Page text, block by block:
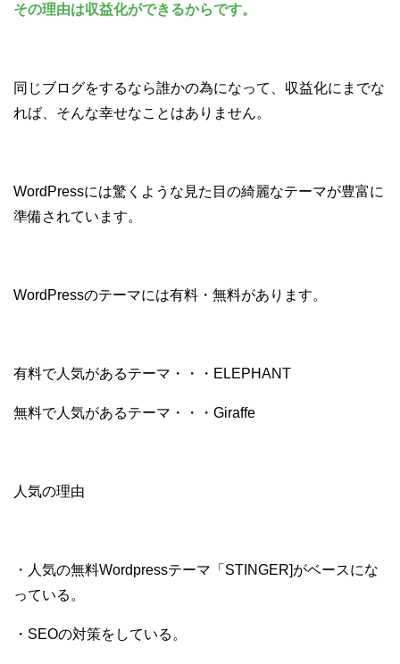
その理由は収益化ができるからです。
同じブログをするなら誰かの為になって、収益化にまでな
れば、そんな幸せなことはありません。
WordPressには驚くような見た目の綺麗なテーマが豊富に
準備されています。
WordPressのテーマには有料・無料があります。
有料で人気があるテーマ・・・ELEPHANT
無料で人気があるテーマ・・・Giraffe
人気の理由
・人気の無料Wordpressテーマ「STINGER]がベースにな
っている。
・SEOの対策をしている。